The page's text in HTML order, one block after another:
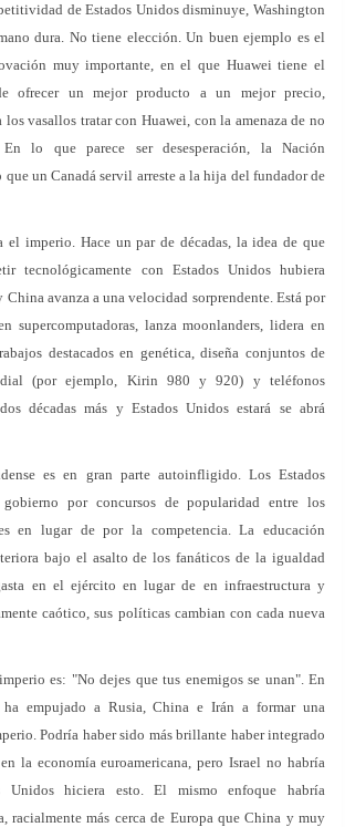
de Estados Unidos disminuye, Washington
dura. No tiene elección. Un buen ejemplo es el
muy importante, en el que Huawei tiene el
ofrecer un mejor producto a un mejor precio,
vasallos tratar con Huawei, con la amenaza de no
En lo que parece ser desesperación, la Nación
un Canadá servil arreste a la hija del fundador de
el imperio. Hace un par de décadas, la idea de que
tecnológicamente con Estados Unidos hubiera
China avanza a una velocidad sorprendente. Está por
supercomputadoras, lanza moonlanders, lidera en
destacados en genética, diseña conjuntos de
(por ejemplo, Kirin 980 y 920) y teléfonos
décadas más y Estados Unidos estará se abrá
es en gran parte autoinfligido. Los Estados
por concursos de popularidad entre los
en lugar de por la competencia. La educación
bajo el asalto de los fanáticos de la igualdad
en el ejército en lugar de en infraestructura y
caótico, sus políticas cambian con cada nueva
es: "No dejes que tus enemigos se unan". En
ha empujado a Rusia, China e Irán a formar una
Podría haber sido más brillante haber integrado
la economía euroamericana, pero Israel no habría
Unidos hiciera esto. El mismo enfoque habría
racialmente más cerca de Europa que China y muy